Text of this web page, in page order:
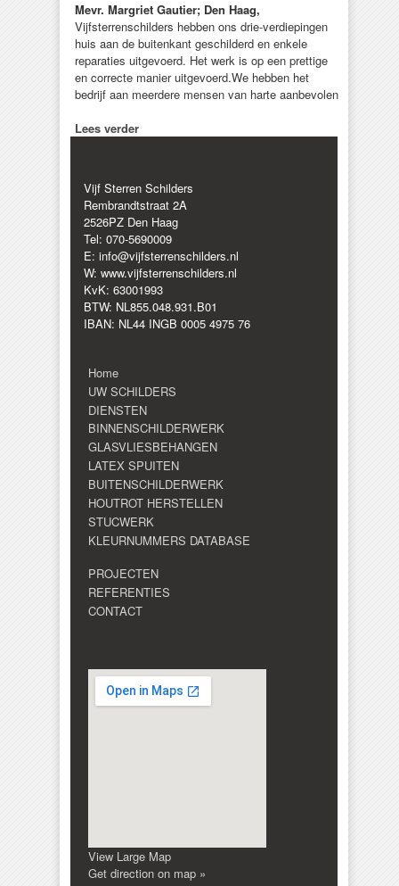
Mevr. Margriet Gautier; Den Haag,
Vijfsterrenschilders hebben ons drie-verdiepingen
huis aan de buitenkant geschilderd en enkele
reparaties uitgevoerd. Het werk is op een prettige
en correcte manier uitgevoerd.We hebben het
bedrijf aan meerdere mensen van harte aanbevolen
Lees verder
Vijf Sterren Schilders
Rembrandtstraat 2A
2526PZ Den Haag
Tel: 070-5690009
E: info@vijfsterrenschilders.nl
W: www.vijfsterrenschilders.nl
KvK: 63001993
BTW: NL855.048.931.B01
IBAN: NL44 INGB 0005 4975 76
Home
UW SCHILDERS
DIENSTEN
BINNENSCHILDERWERK
GLASVLIESBEHANGEN
LATEX SPUITEN
BUITENSCHILDERWERK
HOUTROT HERSTELLEN
STUCWERK
KLEURNUMMERS DATABASE
PROJECTEN
REFERENTIES
CONTACT
View Large Map
Get direction on map »